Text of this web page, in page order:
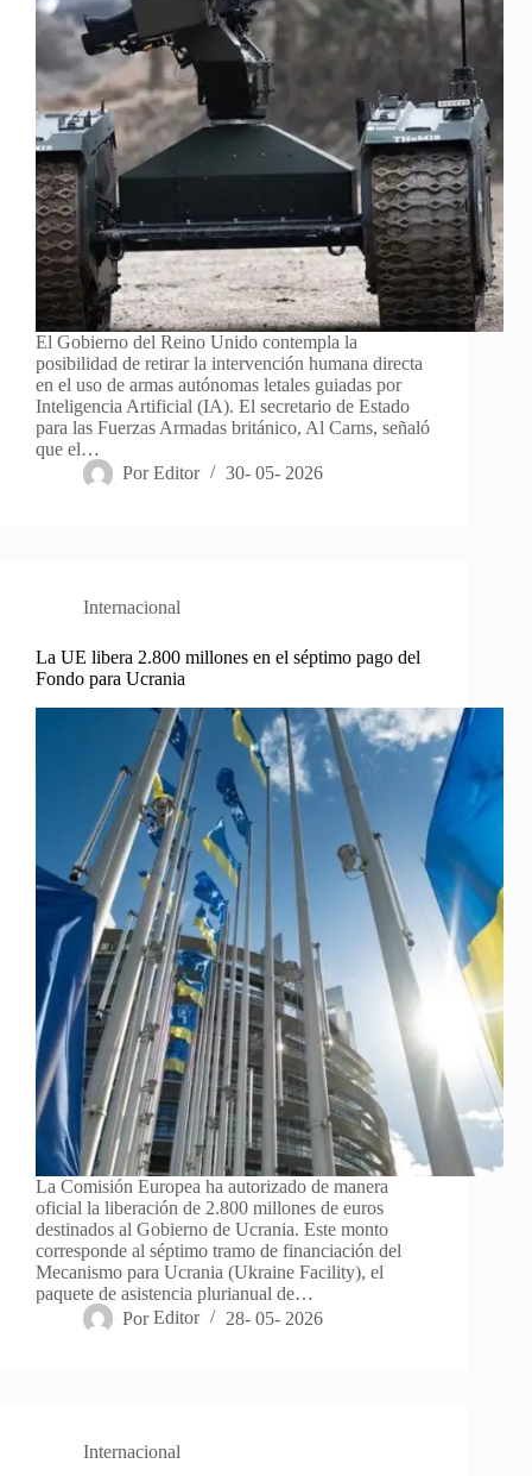
El Gobierno del Reino Unido contempla la
posibilidad de retirar la intervención humana directa
en el uso de armas autónomas letales guiadas por
Inteligencia Artificial (IA). El secretario de Estado
para las Fuerzas Armadas británico, Al Carns, señaló
que el…
Por Editor 30- 05- 2026
Internacional
La UE libera 2.800 millones en el séptimo pago del
Fondo para Ucrania
La Comisión Europea ha autorizado de manera
oficial la liberación de 2.800 millones de euros
destinados al Gobierno de Ucrania. Este monto
corresponde al séptimo tramo de financiación del
Mecanismo para Ucrania (Ukraine Facility), el
paquete de asistencia plurianual de…
Por Editor 28- 05- 2026
Internacional